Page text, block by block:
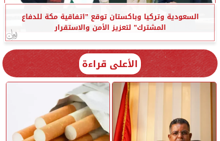
السعودية وتركيا وباكستان توقع ”اتفاقية مكة للدفاع
المشترك” لتعزيز الأمن والاستقرار
الأعلى قراءة